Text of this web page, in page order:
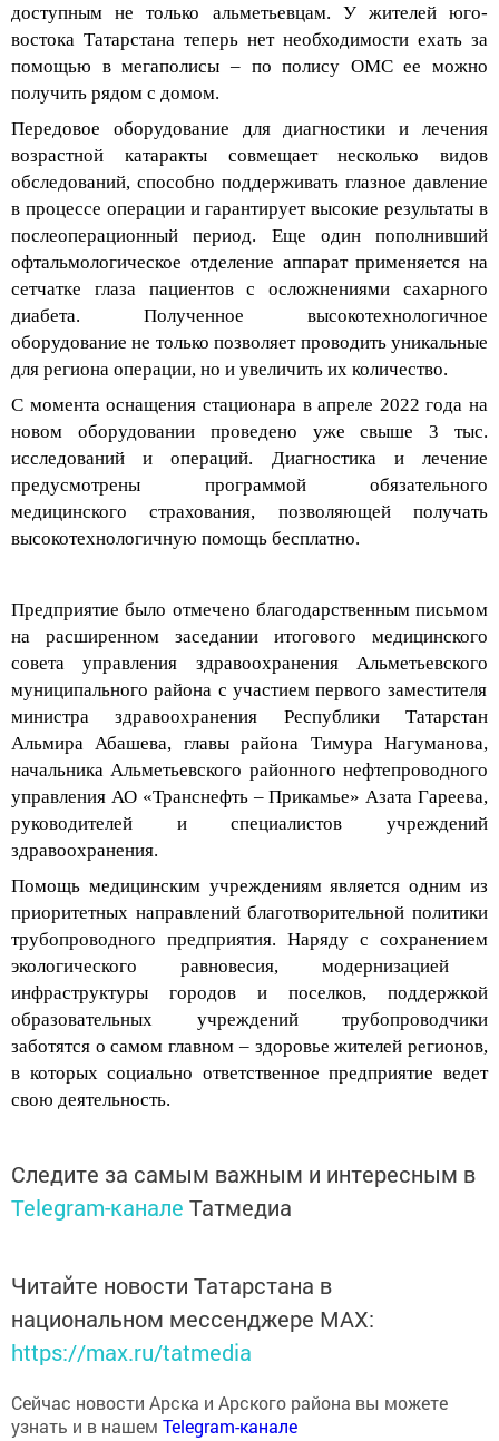
востока Татарстана теперь нет необходимостиехать за
помощью вмегаполисы– по полису ОМС ее можно
получить рядом с домом.
возрастной катаракты совмещает несколько видов
обследований, способно поддерживать глазное давление
в процессе операции и гарантирует высокие результаты в
послеоперационный период. Еще один пополнивший
офтальмологическое отделение аппарат применяется на
сетчатке глаза пациентов с осложнениями сахарного
диабета. Полученное высокотехнологичное
оборудование не только позволяет проводить уникальные
для региона операции, но и увеличить их количество.
новом оборудовании проведено уже свыше 3 тыс.
исследований и операций. Диагностика и лечение
предусмотрены программой обязательного
медицинского страхования, позволяющей получать
высокотехнологичную помощь бесплатно.
нарасширенном заседанииитогового медицинского
совета управления здравоохранения Альметьевского
муниципального района с участием первого заместителя
министра здравоохранения Республики Татарстан
Альмира Абашева, главы района Тимура
Нагуманова,
начальникаАльметьевскогорайонного нефтепроводного
управления АО «Транснефть – Прикамье»АзатаГареева,
руководителей и специалистов учреждений
здравоохранения.
приоритетных направлений благотворительной политики
трубопроводного предприятия. Наряду с сохранением
экологического равновесия, модернизацией
инфраструктуры городов и поселков, поддержкой
образовательных учреждений трубопроводчики
заботятся о самом главном – здоровье жителей регионов,
в которых социально ответственное предприятие ведет
свою деятельность.
Telegram-каналеТатмедиа
Читайте новости Татарстана в
национальном мессенджере MАХ:
https://max.ru/tatmedia
узнать и в нашемTelegram-канале